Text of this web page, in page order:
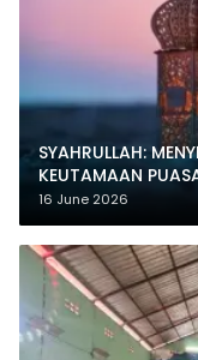
SYAHRULLAH:
KEUTAMAAN
16 June 2026